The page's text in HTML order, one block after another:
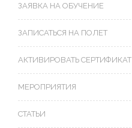
ЗАЯВКА НА ОБУЧЕНИЕ
ЗАПИСАТЬСЯ НА ПОЛЕТ
АКТИВИРОВАТЬ СЕРТИФИКАТ
МЕРОПРИЯТИЯ
СТАТЬИ